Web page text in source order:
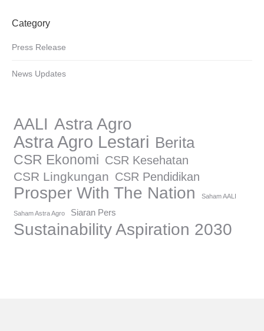
Category
Press Release
News Updates
AALI Astra Agro
Astra Agro Lestari Berita
CSR Ekonomi CSR Kesehatan
CSR Lingkungan CSR Pendidikan
Prosper With The Nation Saham AALI
Saham Astra Agro Siaran Pers
Sustainability Aspiration 2030